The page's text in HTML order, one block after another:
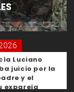
Luciano
juicio por la
y el
expareja